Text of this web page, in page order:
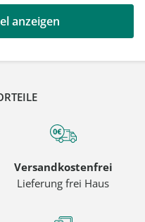
anzeigen
Versandkostenfrei
Lieferung frei Haus